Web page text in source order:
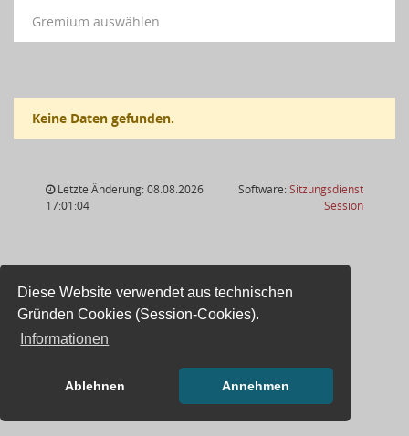
Diese Website verwendet aus technischen
Gründen Cookies (Session-Cookies).
Informationen
Ablehnen Annehmen
Gremium auswählen
Keine Daten gefunden.
Letzte Änderung: 08.08.2026
17:01:04
Software:Sitzungsdienst
Session(Wird in